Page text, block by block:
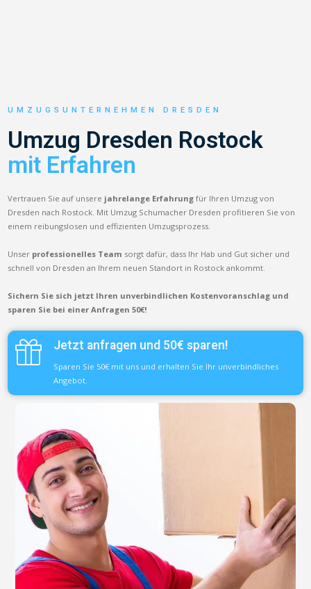
UMZUGSUNTERNEHMEN DRESDEN
Umzug Dresden Rostock
mit Erfahren
Vertrauen Sie auf unsere jahrelange Erfahrung für Ihren Umzug von
Dresden nach Rostock. Mit Umzug Schumacher Dresden profitieren Sie von
einem reibungslosen und effizienten Umzugsprozess.
Unser professionelles Team sorgt dafür, dass Ihr Hab und Gut sicher und
schnell von Dresden an Ihrem neuen Standort in Rostock ankommt.
Sichern Sie sich jetzt Ihren unverbindlichen Kostenvoranschlag und
sparen Sie bei einer Anfragen 50€!
Jetzt anfragen und 50€ sparen!
Sparen Sie 50€ mit uns und erhalten Sie Ihr unverbindliches
Angebot.